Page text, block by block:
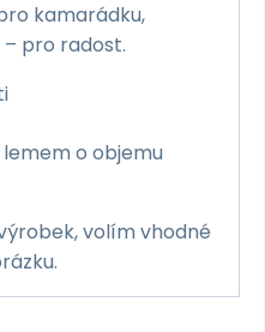
kamarádku,
pro radost.
o objemu
volím vhodné